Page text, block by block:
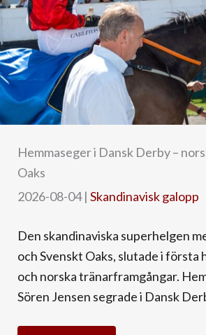
Hemmaseger i Dansk Derby –
Oaks
2026-08-04| Skandinavisk galopp
Den skandinaviska superhelgen
och Svenskt Oaks, slutade i första
och norska tränarframgångar.
Sören Jensen segrade i Dansk